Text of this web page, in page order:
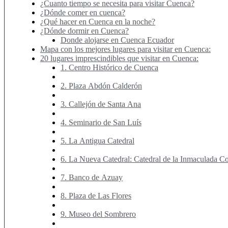
¿Cuanto tiempo se necesita para visitar Cuenca?
¿Dónde comer en cuenca?
¿Qué hacer en Cuenca en la noche?
¿Dónde dormir en Cuenca?
Donde alojarse en Cuenca Ecuador
Mapa con los mejores lugares para visitar en Cuenca:
20 lugares imprescindibles que visitar en Cuenca:
1. Centro Histórico de Cuenca
2. Plaza Abdón Calderón
3. Callejón de Santa Ana
4. Seminario de San Luís
5. La Antigua Catedral
6. La Nueva Catedral: Catedral de la Inmaculada
7. Banco de Azuay
8. Plaza de Las Flores
9. Museo del Sombrero